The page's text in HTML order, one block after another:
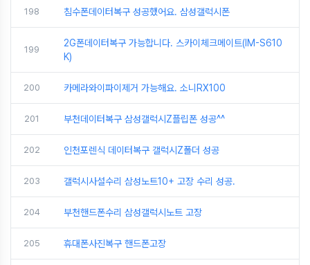
198 침수폰데이터복구 성공했어요. 삼성갤럭시폰
199
2G폰데이터복구 가능합니다. 스카이체크메이트(IM-S610
K)
200 카메라와이파이제거 가능해요. 소니RX100
201 부천데이터복구 삼성갤럭시Z플립폰 성공^^
202 인천포렌식 데이터복구 갤럭시Z폴더 성공
203 갤럭시사설수리 삼성노트10+ 고장 수리 성공.
204 부천핸드폰수리 삼성갤럭시노트 고장
205 휴대폰사진복구 핸드폰고장